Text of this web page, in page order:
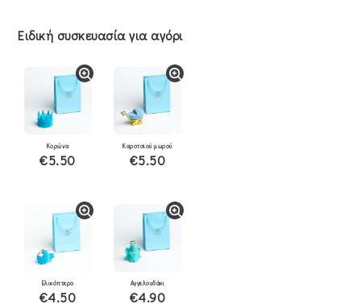
Ειδική συσκευασία για αγόρι
Κορώνα
€5.50
Καροτσιού μωρού
€5.50
Ελικόπτερο
€4.50
Αγγελουδάκι
€4.90